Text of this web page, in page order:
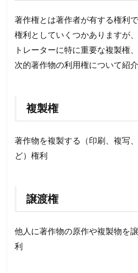
著作権とは著作者が有する権利
権利としていくつかありますが
トレーターに特に重要な複製権
次的著作物の利用権について紹介
複製権
著作物を複製する（印刷、複写
ど）権利
譲渡権
他人に著作物の原作や複製物を
利